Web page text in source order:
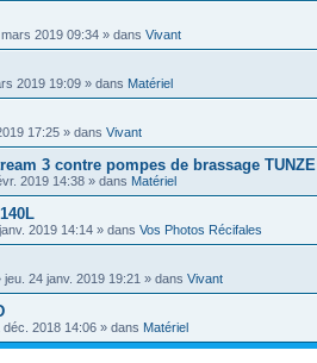
2019 09:34 » dans Vivant
2019 19:09 » dans Matériel
17:25 » dans Vivant
3 contre pompes de brassage TUNZE
2019 14:38 » dans Matériel
2019 14:14 » dans Vos Photos Récifales
jeu. 24 janv. 2019 19:21 » dans Vivant
déc. 2018 14:06 » dans Matériel